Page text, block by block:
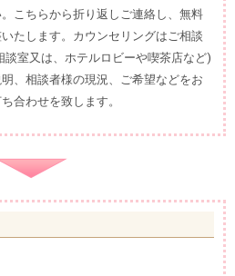
こちらから折り返しご連絡し、無料
たします。カウンセリングはご相談
室又は、ホテルロビーや喫茶店など)
、相談者様の現況、ご希望などをお
合わせを致します。